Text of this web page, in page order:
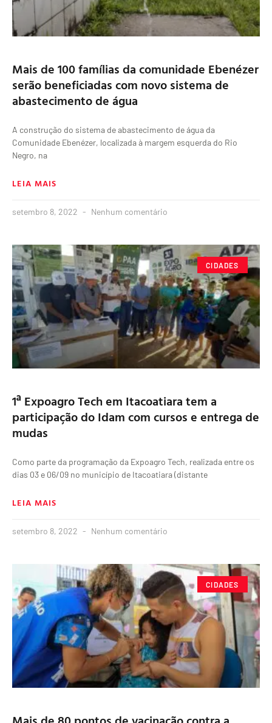
Mais de 100 famílias da comunidade Ebenézer
serão beneficiadas com novo sistema de
abastecimento de água
A construção do sistema de abastecimento de água da
Comunidade Ebenézer, localizada à margem esquerda do Rio
Negro, na
LEIA MAIS
setembro 8, 2022 Nenhum comentário
CIDADES
1ª Expoagro Tech em Itacoatiara tem a
participação do Idam com cursos e entrega de
mudas
Como parte da programação da Expoagro Tech, realizada entre os
dias 03 e 06/09 no município de Itacoatiara (distante
LEIA MAIS
setembro 8, 2022 Nenhum comentário
CIDADES